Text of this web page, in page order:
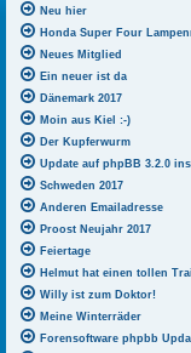
Neu hier
Honda Super Four
Neues Mitglied
Ein neuer ist da
Dänemark 2017
Moin aus Kiel :-)
Der Kupferwurm
Update auf phpBB 3.2.0
Schweden 2017
Anderen Emailadresse
Proost Neujahr 2017
Feiertage
Helmut hat einen tollen
Willy ist zum Doktor!
Meine Winterräder
Forensoftware phpbb